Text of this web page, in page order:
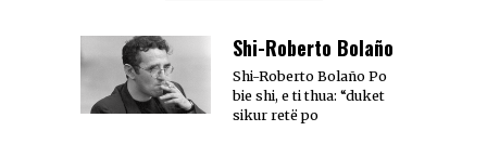
Shi-Roberto Bolaño
Shi-Roberto Bolaño Po
bie shi, e ti thua: “duket
sikur retë po